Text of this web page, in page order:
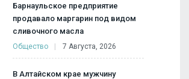
Барнаульское предприятие
продавало маргарин под видом
сливочного масла
Общество 7 Августа, 2026
В Алтайском крае мужчину